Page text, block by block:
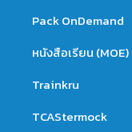
Pack OnDemand
หนังสือเรียน (MOE)
Trainkru
TCAStermock